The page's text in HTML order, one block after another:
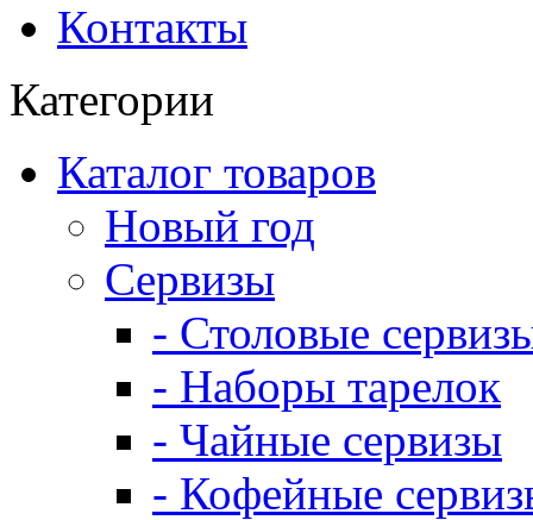
Контакты
Категории
Каталог товаров
Новый год
Сервизы
- Столовые
- Наборы тарелок
- Чайные сервизы
- Кофейные